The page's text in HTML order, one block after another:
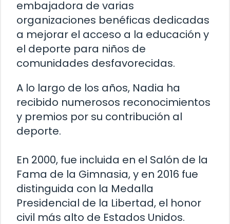
embajadora de varias
organizaciones benéficas dedicadas
a mejorar el acceso a la educación y
el deporte para niños de
comunidades desfavorecidas.
A lo largo de los años, Nadia ha
recibido numerosos reconocimientos
y premios por su contribución al
deporte.
En 2000, fue incluida en el Salón de la
Fama de la Gimnasia, y en 2016 fue
distinguida con la Medalla
Presidencial de la Libertad, el honor
civil más alto de Estados Unidos.